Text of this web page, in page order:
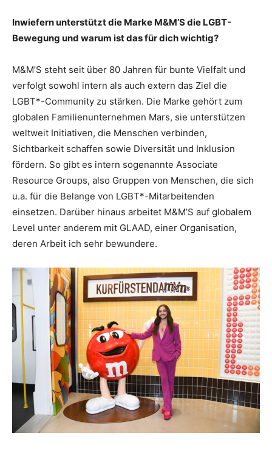
Inwiefern unterstützt die Marke M&M’S die LGBT-
Bewegung und warum ist das für dich wichtig?
M&M’S steht seit über 80 Jahren für bunte Vielfalt und
verfolgt sowohl intern als auch extern das Ziel die
LGBT*-Community zu stärken. Die Marke gehört zum
globalen Familienunternehmen Mars, sie unterstützen
weltweit Initiativen, die Menschen verbinden,
Sichtbarkeit schaffen sowie Diversität und Inklusion
fördern. So gibt es intern sogenannte Associate
Resource Groups, also Gruppen von Menschen, die sich
u.a. für die Belange von LGBT*-Mitarbeitenden
einsetzen. Darüber hinaus arbeitet M&M’S auf globalem
Level unter anderem mit GLAAD, einer Organisation,
deren Arbeit ich sehr bewundere.